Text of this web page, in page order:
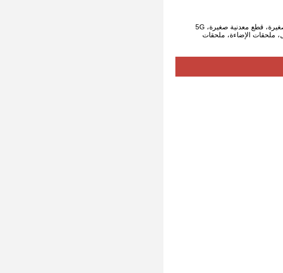
خط الإنتاج يغطي مجموعة واسعة من الأجهزة، المثابرات، المطاط البلاستيكي، حلقات الختم، 3C المسامير الدقيقة الصغيرة، قطع معدنية صغيرة، 5G
ملحقات الإضاءة، ملحقات